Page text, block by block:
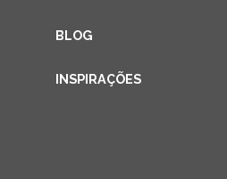
BLOG
INSPIRAÇÕES